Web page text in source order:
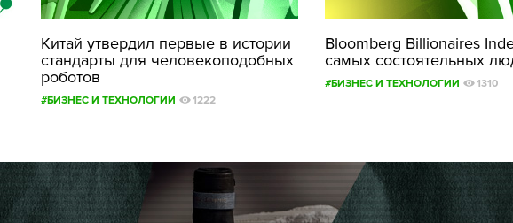
Китай утвердил первые в истории
стандарты для человекоподобных
роботов
#БИЗНЕС И ТЕХНОЛОГИИ 1222
Bloomberg Billionaires
самых состоятельных
#БИЗНЕС И ТЕХНОЛОГИИ 1310